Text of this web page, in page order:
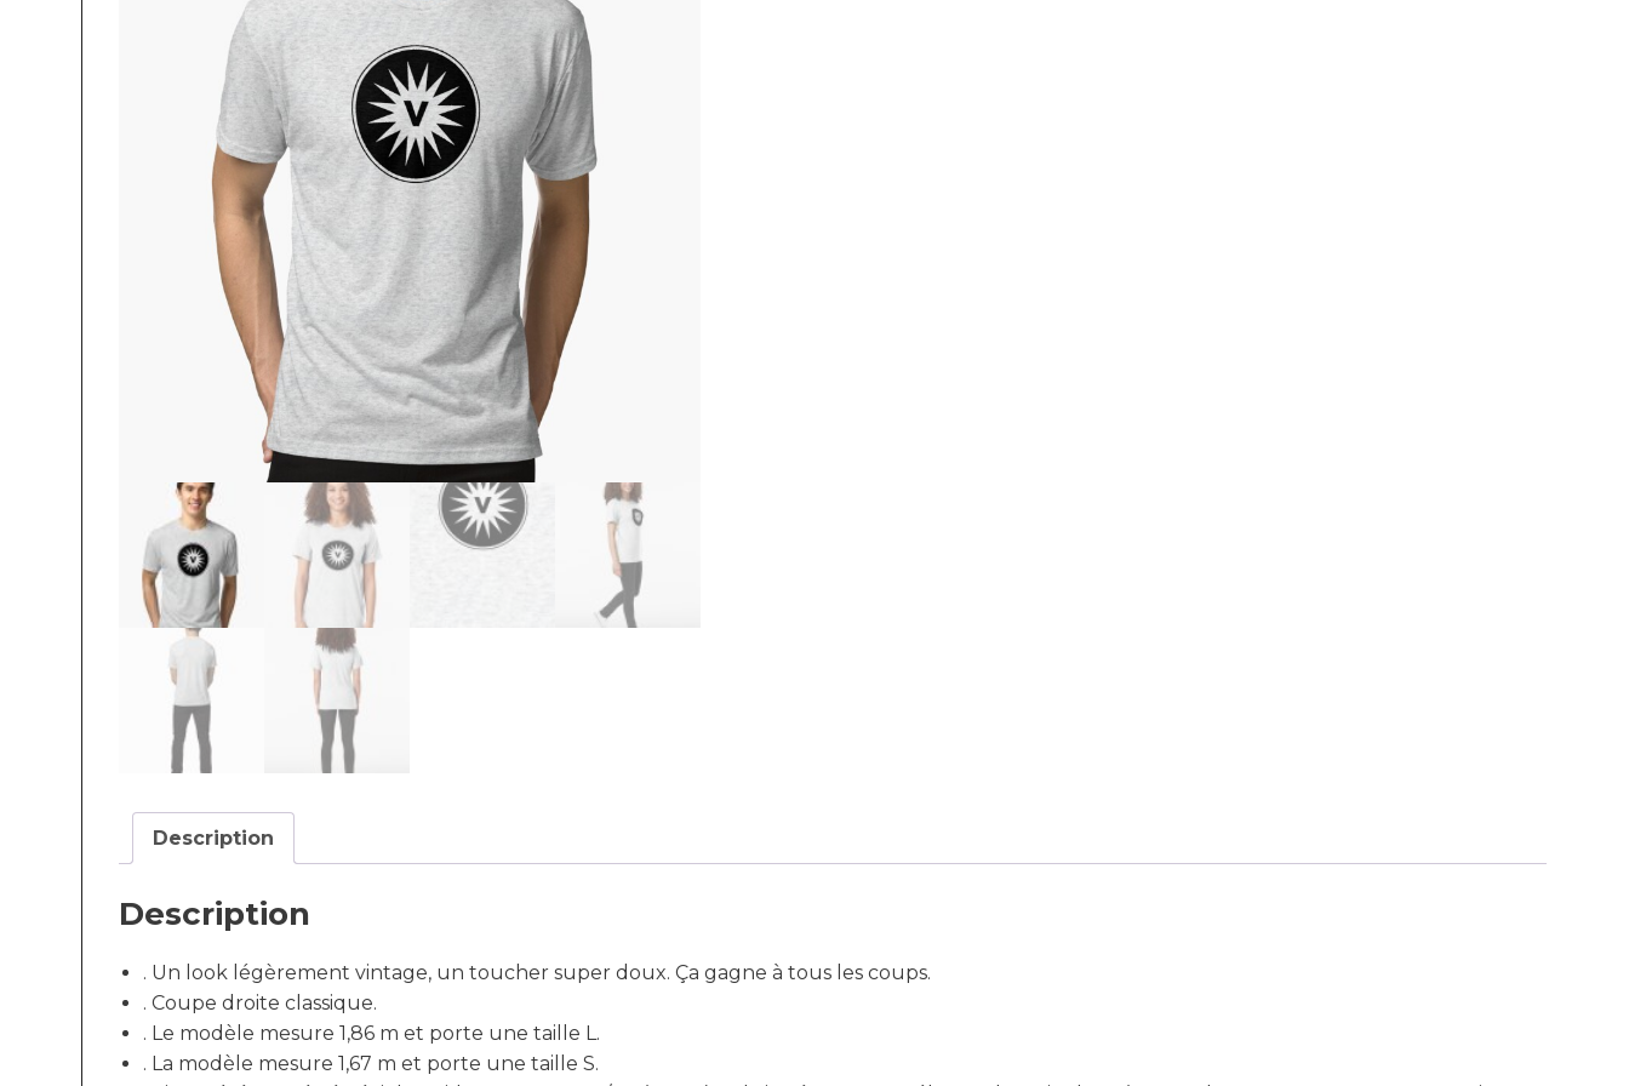
Description
Description
. Un look légèrement vintage, un toucher super doux. Ça gagne à tous les coups.
. Coupe droite classique.
. Le modèle mesure 1,86 m et porte une taille L.
. La modèle mesure 1,67 m et porte une taille S.